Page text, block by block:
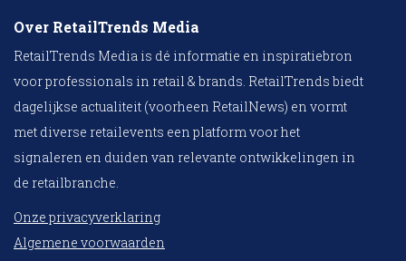
Over RetailTrends Media
RetailTrends Media is dé informatie en inspiratiebron
voor professionals in retail & brands. RetailTrends biedt
dagelijkse actualiteit (voorheen RetailNews) en vormt
met diverse retailevents een platform voor het
signaleren en duiden van relevante ontwikkelingen in
de retailbranche.
Onze privacyverklaring
Algemene voorwaarden